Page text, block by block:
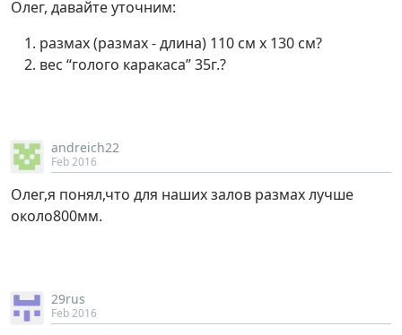
Олег, давайте уточним:
размах (размах - длина) 110 см х 130 см?
вес “голого каракаса” 35г.?
andreich22
Feb 2016
Олег,я понял,что для наших залов размах лучше
около800мм.
29rus
Feb 2016